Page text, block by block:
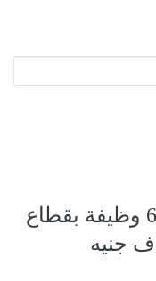
وزارة العمل تعلن توفير 660 وظيفة بقطاع